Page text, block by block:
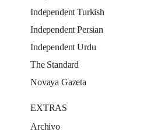
Independent Turkish
Independent Persian
Independent Urdu
The Standard
Novaya Gazeta
EXTRAS
Archivo